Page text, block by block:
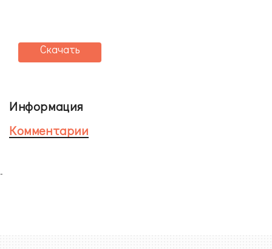
Скачать
Информация
Комментарии
-